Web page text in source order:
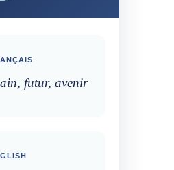
futur, avenir